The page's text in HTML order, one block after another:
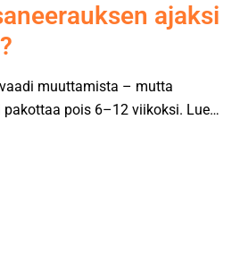
ajaksi
muuttamista – mutta
pois 6–12 viikoksi. Lue